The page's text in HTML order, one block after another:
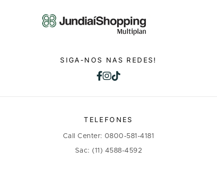
SIGA-NOS NAS REDES!
TELEFONES
Call Center: 0800-581-4181
Sac: (11) 4588-4592